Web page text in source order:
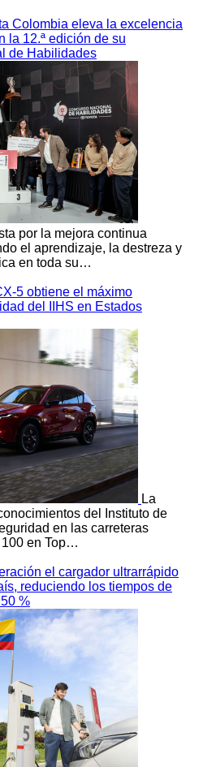
Colombia eleva la excelencia
la 12.ª edición de su
de Habilidades
por la mejora continua
el aprendizaje, la destreza y
en toda su…
5 obtiene el máximo
del IIHS en Estados
La
del Instituto de
en las carreteras
en Top…
el cargador ultrarrápido
reduciendo los tiempos de
%